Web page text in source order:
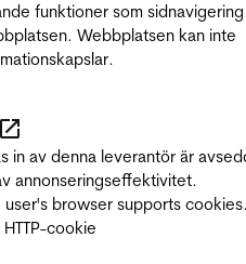
funktioner som
Webbplatsen kan inte
in av denna leverantör är
annonseringseffektivitet.
browser supports
HTTP-cookie